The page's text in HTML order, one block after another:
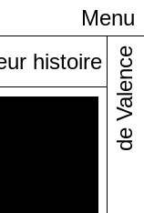
Menu
histoire de Valence